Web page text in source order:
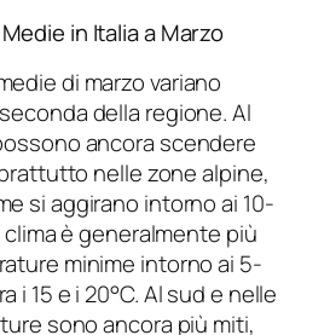
in Italia a Marzo
di marzo variano
della regione. Al
ancora scendere
nelle zone alpine,
si aggirano intorno ai 10-
clima è generalmente più
minime intorno ai 5-
i 15 e i 20°C. Al sud e nelle
sono ancora più miti,